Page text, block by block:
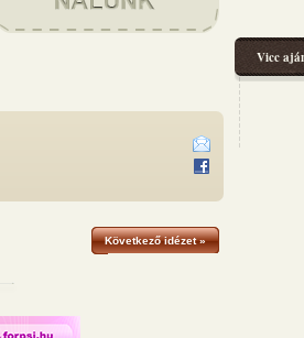
Következő idézet »
Vicc